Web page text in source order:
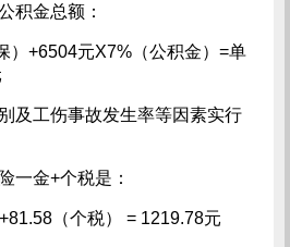
积金总额：
）+6504元X7%（公积金）=单
及工伤事故发生率等因素实行
一金+个税是：
（个税） = 1219.78元